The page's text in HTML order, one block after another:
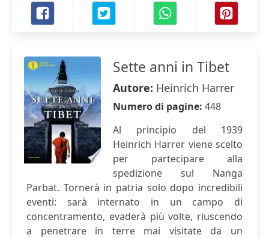
Sette anni in Tibet
Autore: Heinrich Harrer
Numero di pagine: 448
Al principio del 1939
Heinrich Harrer viene scelto
per partecipare alla
spedizione sul Nanga
Parbat. Tornerà in patria solo dopo incredibili
eventi: sarà internato in un campo di
concentramento, evaderà più volte, riuscendo
a penetrare in terre mai visitate da un